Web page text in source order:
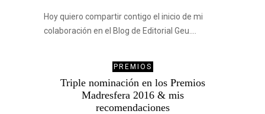
Hoy quiero compartir contigo el inicio de mi
colaboración en el Blog de Editorial Geu.…
PREMIOS
Triple nominación en los Premios
Madresfera 2016 & mis
recomendaciones